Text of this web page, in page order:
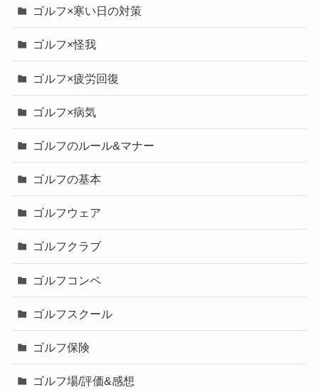
ゴルフ×寒い日の対策
ゴルフ×怪我
ゴルフ×疲労回復
ゴルフ×病気
ゴルフのルール&マナー
ゴルフの基本
ゴルフウェア
ゴルフクラブ
ゴルフコンペ
ゴルフスクール
ゴルフ保険
ゴルフ場/評価&感想